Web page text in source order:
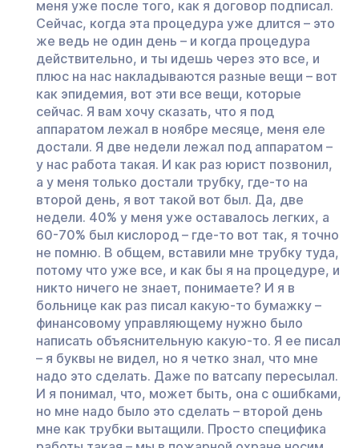
меня уже после того, как я договор подписал.
Сейчас, когда эта процедура уже длится – это
же ведь не один день – и когда процедура
действительно, и ты идешь через это все, и
плюс на нас накладываются разные вещи – вот
как эпидемия, вот эти все вещи, которые
сейчас. Я вам хочу сказать, что я под
аппаратом лежал в ноябре месяце, меня еле
достали. Я две недели лежал под аппаратом –
у нас работа такая. И как раз юрист позвонил,
а у меня только достали трубку, где-то на
второй день, я вот такой вот был. Да, две
недели. 40% у меня уже оставалось легких, а
60-70% был кислород – где-то вот так, я точно
не помню. В общем, вставили мне трубку туда,
потому что уже все, и как бы я на процедуре, и
никто ничего не знает, понимаете? И я в
больнице как раз писал какую-то бумажку –
финансовому управляющему нужно было
написать объяснительную какую-то. Я ее писал
– я буквы не видел, но я четко знал, что мне
надо это сделать. Даже по ватсапу пересылал.
И я понимал, что, может быть, она с ошибками,
но мне надо было это сделать – второй день
мне как трубки вытащили. Просто специфика